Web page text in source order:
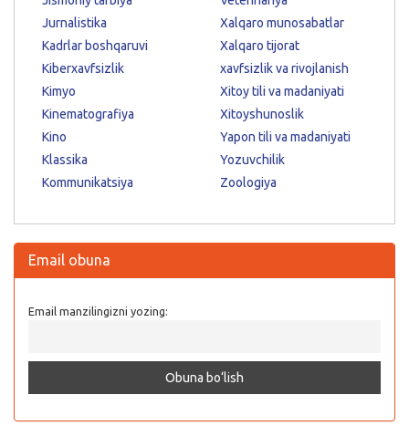
Jurnalistika
Kadrlar boshqaruvi
Kiberxavfsizlik
Kimyo
Kinematografiya
Kino
Klassika
Kommunikatsiya
Xalqaro munosabatlar
Xalqaro tijorat
xavfsizlik va rivojlanish
Xitoy tili va madaniyati
Xitoyshunoslik
Yapon tili va madaniyati
Yozuvchilik
Zoologiya
Email obuna
Email manzilingizni yozing: